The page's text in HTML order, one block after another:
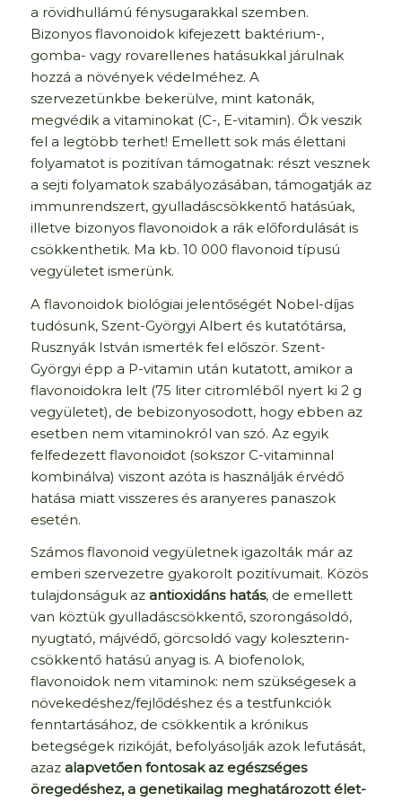
a rövidhullámú fénysugarakkal szemben.
Bizonyos flavonoidok kifejezett baktérium-,
gomba- vagy rovarellenes hatásukkal járulnak
hozzá a növények védelméhez. A
szervezetünkbe bekerülve, mint katonák,
megvédik a vitaminokat (C-, E-vitamin). Ők veszik
fel a legtöbb terhet! Emellett sok más élettani
folyamatot is pozitívan támogatnak: részt vesznek
a sejti folyamatok szabályozásában, támogatják az
immunrendszert, gyulladáscsökkentő hatásúak,
illetve bizonyos flavonoidok a rák előfordulását is
csökkenthetik. Ma kb. 10 000 flavonoid típusú
vegyületet ismerünk.
A flavonoidok biológiai jelentőségét Nobel-díjas
tudósunk, Szent-Györgyi Albert és kutatótársa,
Rusznyák István ismerték fel először. Szent-
Györgyi épp a P-vitamin után kutatott, amikor a
flavonoidokra lelt (75 liter citromléből nyert ki 2 g
vegyületet), de bebizonyosodott, hogy ebben az
esetben nem vitaminokról van szó. Az egyik
felfedezett flavonoidot (sokszor C-vitaminnal
kombinálva) viszont azóta is használják érvédő
hatása miatt visszeres és aranyeres panaszok
esetén.
Számos flavonoid vegyületnek igazolták már az
emberi szervezetre gyakorolt pozitívumait. Közös
tulajdonságuk az antioxidáns hatás, de emellett
van köztük gyulladáscsökkentő, szorongásoldó,
nyugtató, májvédő, görcsoldó vagy koleszterin-
csökkentő hatású anyag is. A biofenolok,
flavonoidok nem vitaminok: nem szükségesek a
növekedéshez/fejlődéshez és a testfunkciók
fenntartásához, de csökkentik a krónikus
betegségek rizikóját, befolyásolják azok lefutását,
azaz alapvetően fontosak az egészséges
öregedéshez, a genetikailag meghatározott élet-